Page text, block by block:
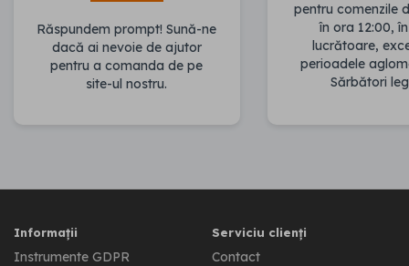
Răspundem prompt! Sună-ne
dacă ai nevoie de ajutor
pentru a comanda de pe
site-ul nostru.
pentru comenzile
în ora 12:00,
lucrătoare,
perioadele
Sărbători
Informații
Instrumente GDPR
Serviciu clienți
Contact